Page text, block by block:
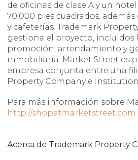
de oficinas de clase A y un
70.000 pies cuadrados, además
y cafeterías. Trademark
gestiona el proyecto, incluidos
promoción, arrendamiento y
inmobiliaria. Market Street es
empresa conjunta entre una
Property Company e
Para más información sobre
http://shopatmarketstreet.com
.
Acerca de Trademark Property